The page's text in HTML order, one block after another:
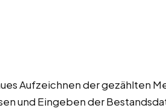
Aufzeichnen der gezählten
und Eingeben der